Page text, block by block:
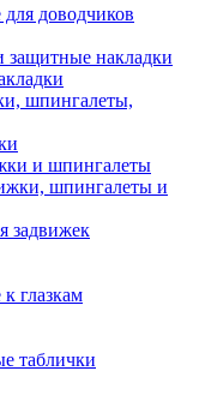
доводчиков
защитные накладки
шпингалеты,
и шпингалеты
шпингалеты и
задвижек
глазкам
таблички